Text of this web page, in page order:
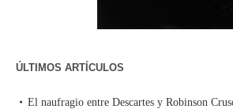
ÚLTIMOS ARTÍCULOS
El naufragio entre Descartes y Robinson